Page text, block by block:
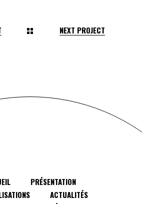
NEXT PROJECT
PRÉSENTATION
ACTUALITÉS